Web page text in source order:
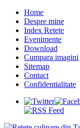
Home
Despre mine
Index Retete
Evenimente
Download
Cumpara imagini
Sitemap
Contact
Confidentialitate